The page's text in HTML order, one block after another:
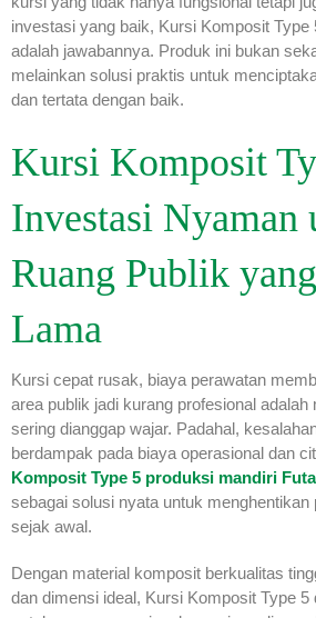
investasi yang baik, Kursi Komposit Type
adalah jawabannya. Produk ini bukan
melainkan solusi praktis untuk
dan tertata dengan baik.
Kursi Komposit
Investasi Nyaman
Ruang Publik
Lama
Kursi cepat rusak, biaya perawatan
area publik jadi kurang profesional
sering dianggap wajar. Padahal,
berdampak pada biaya operasional dan
Komposit Type 5 produksi mandiri
sebagai solusi nyata untuk
sejak awal.
Dengan material komposit berkualitas
dan dimensi ideal, Kursi Komposit Type 5